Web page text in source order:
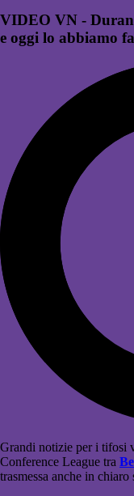
VIDEO VN -
e oggi lo abbiamo
Grandi notizie per i tifosi
Conference League tra
trasmessa anche in